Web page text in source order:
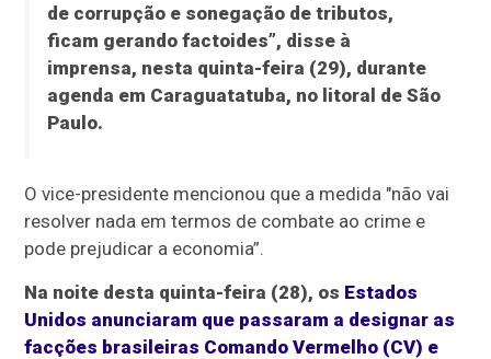
de corrupção e sonegação de tributos,
ficam gerando factoides”, disse à
imprensa, nesta quinta-feira (29), durante
agenda em Caraguatatuba, no litoral de São
Paulo.
O vice-presidente mencionou que a medida "não vai
resolver nada em termos de combate ao crime e
pode prejudicar a economia”.
Na noite desta quinta-feira (28), os Estados
Unidos anunciaram que passaram a designar as
facções brasileiras Comando Vermelho (CV) e